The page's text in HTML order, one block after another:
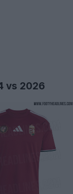
vs 2026